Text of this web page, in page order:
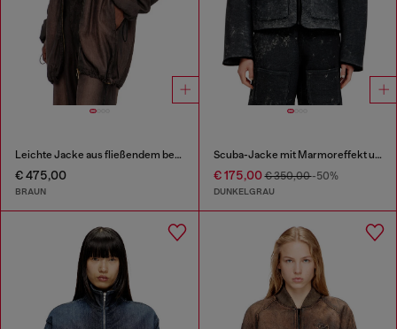
Leichte Jacke aus fließendem beschichtetem Denim
€ 475,00
BRAUN
Scuba-Jacke mit Marmoreffekt und Taschen
€ 175,00€ 350,00-50%
DUNKELGRAU